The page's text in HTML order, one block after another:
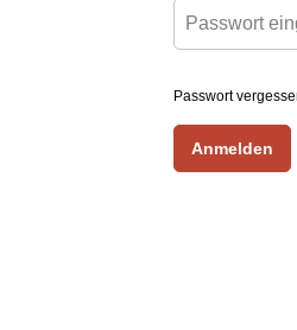
Passwort
Anmelden